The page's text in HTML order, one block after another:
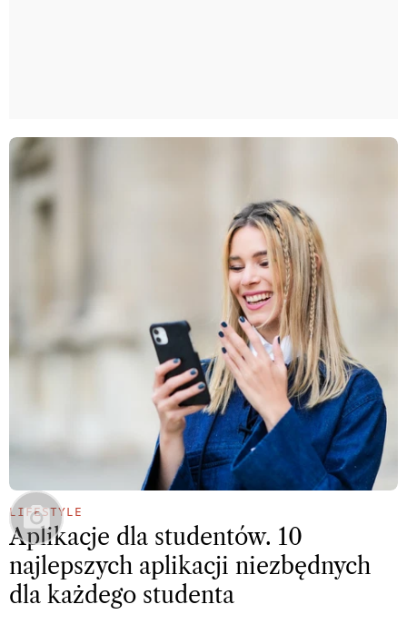
LIFESTYLE
Aplikacje dla studentów. 10
najlepszych aplikacji niezbędnych
dla każdego studenta